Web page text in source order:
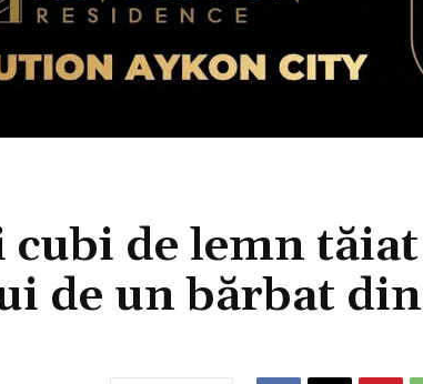
de lemn tăiat
de un bărbat din